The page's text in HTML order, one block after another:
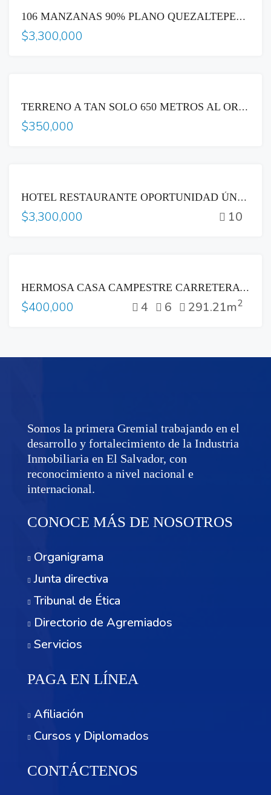
106 MANZANAS 90% PLANO QUEZALTEPEQUE LA LIBERTAD
$3,300,000
TERRENO A TAN SOLO 650 METROS AL ORIENTE DE BINAES CENTRO HISTORICO
$350,000
HOTEL RESTAURANTE OPORTUNIDAD ÚNICA DE INVERSION
$3,300,000 10
HERMOSA CASA CAMPESTRE CARRETERA A PLANES DE RENDEROS
$400,000 4 6 291.21m2
Somos la primera Gremial trabajando en el
desarrollo y fortalecimiento de la Industria
Inmobiliaria en El Salvador, con
reconocimiento a nivel nacional e
internacional.
CONOCE MÁS DE NOSOTROS
Organigrama
Junta directiva
Tribunal de Ética
Directorio de Agremiados
Servicios
PAGA EN LÍNEA
Afiliación
Cursos y Diplomados
CONTÁCTENOS